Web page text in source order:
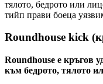
тялото, бедрото или
тийп прави боеца
Roundhouse kick
Roundhouse е кръгов
към бедрото, тялото